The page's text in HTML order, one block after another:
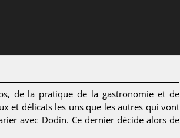
de la pratique de la gastronomie et de
et délicats les uns que les autres qui vont
avec Dodin. Ce dernier décide alors de